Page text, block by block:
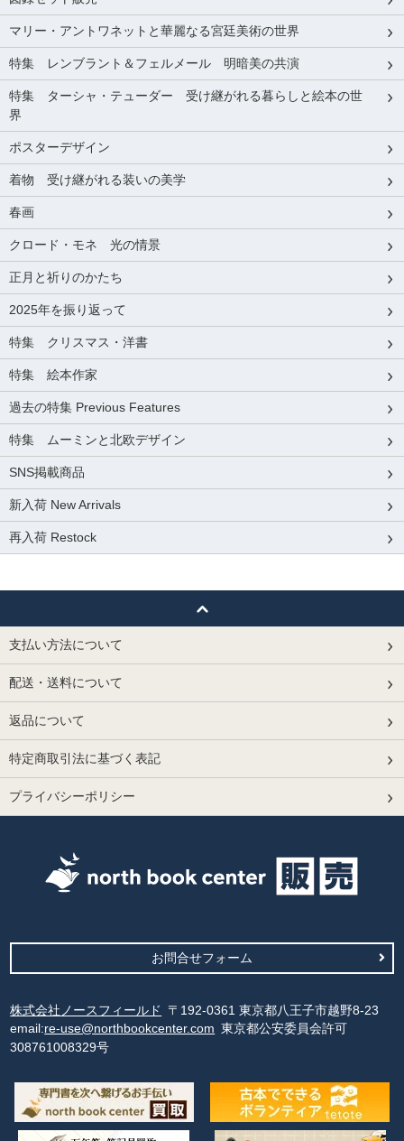
マリー・アントワネットと華麗なる宮廷美術の世界
特集 レンブラント＆フェルメール 明暗美の共演
特集 ターシャ・テューダー 受け継がれる暮らしと絵本の世
界
ポスターデザイン
着物 受け継がれる装いの美学
春画
クロード・モネ 光の情景
正月と祈りのかたち
2025年を振り返って
特集 クリスマス・洋書
特集 絵本作家
過去の特集 Previous Features
特集 ムーミンと北欧デザイン
SNS掲載商品
新入荷 New Arrivals
再入荷 Restock
支払い方法について
配送・送料について
返品について
特定商取引法に基づく表記
プライバシーポリシー
お問合せフォーム
株式会社ノースフィールド
〒192-0361 東京都八王子市越野8-23
email:re-use@northbookcenter.com 東京都公安委員会許可
308761008329号